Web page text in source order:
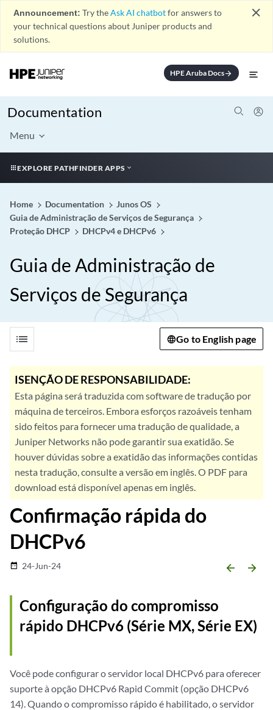
Announcement: Try theAsk AI chatbotfor answers to
your technical questions about Juniper products and
solutions.
close
HPE Aruba Docsarrow_forward
Documentation
Menu
EXPLORE PATHFINDER APPS
Home Documentation
Junos OS
Guia de Administração de Serviços de Segurança
Proteção DHCP
DHCPv4 e DHCPv6
Guia de Administração de
Serviços de Segurança
list Go to English page
ISENÇÃO DE RESPONSABILIDADE:
Esta página será traduzida com software de tradução por
máquina de terceiros. Embora esforços razoáveis tenham
sido feitos para fornecer uma tradução de qualidade, a
Juniper Networks não pode garantir sua exatidão. Se
houver dúvidas sobre a exatidão das informações contidas
nesta tradução, consulte a versão em inglês. O PDF para
download está disponível apenas em inglês.
Confirmação rápida do
DHCPv6
date_range 24-Jun-24 arrow_backward arrow_forward
Configuração do compromisso
rápido DHCPv6 (Série MX, Série EX)
Você pode configurar o servidor local DHCPv6 para oferecer
suporte à opção DHCPv6 Rapid Commit (opção DHCPv6
14). Quando o compromisso rápido é habilitado, o servidor